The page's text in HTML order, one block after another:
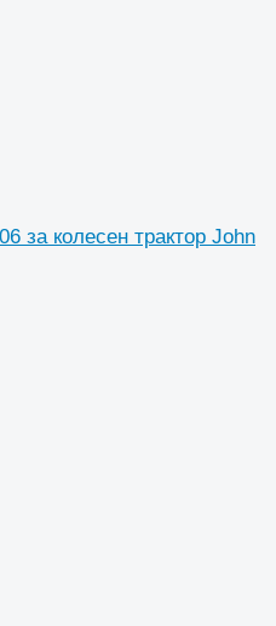
за колесен трактор John